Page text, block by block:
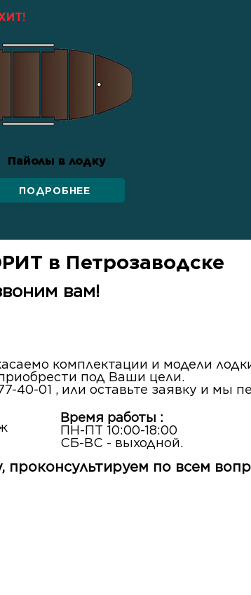
Пайолы в лодку
ПОДРОБНЕЕ
в Петрозаводске
вам!
комплектации и модели
под Ваши цели.
40-01 , или оставьте заявку и мы
Время работы :
ПН-ПТ 10:00-18:00
СБ-ВС - выходной.
проконсультируем по всем